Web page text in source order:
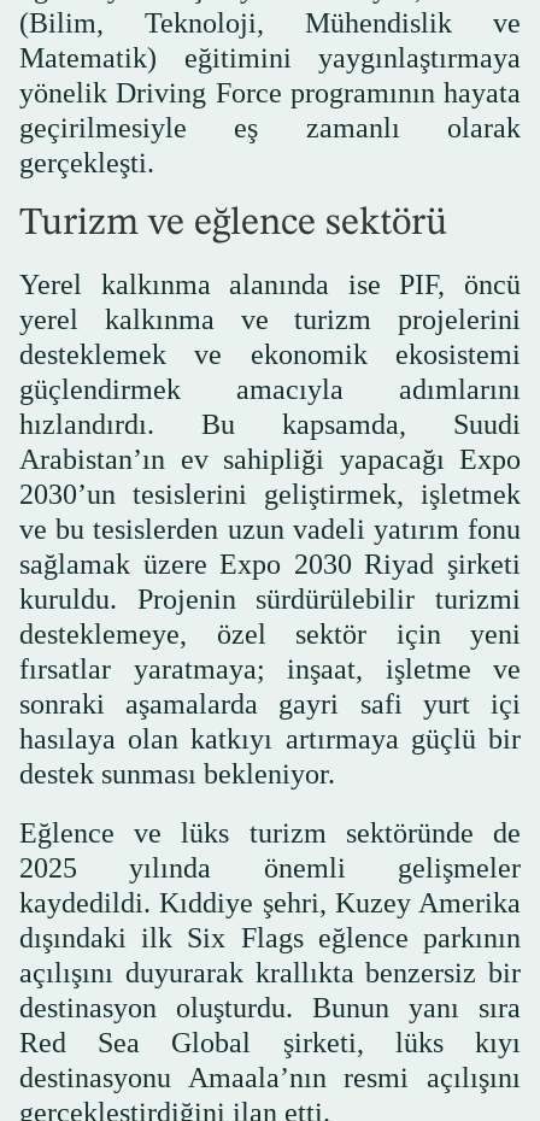
(Bilim, Teknoloji, Mühendislik ve
Matematik) eğitimini yaygınlaştırmaya
yönelik Driving Force programının hayata
geçirilmesiyle eş zamanlı olarak
gerçekleşti.
Turizm ve eğlence sektörü
Yerel kalkınma alanında ise PIF, öncü
yerel kalkınma ve turizm projelerini
desteklemek ve ekonomik ekosistemi
güçlendirmek amacıyla adımlarını
hızlandırdı. Bu kapsamda, Suudi
Arabistan’ın ev sahipliği yapacağı Expo
2030’un tesislerini geliştirmek, işletmek
ve bu tesislerden uzun vadeli yatırım fonu
sağlamak üzere Expo 2030 Riyad şirketi
kuruldu. Projenin sürdürülebilir turizmi
desteklemeye, özel sektör için yeni
fırsatlar yaratmaya; inşaat, işletme ve
sonraki aşamalarda gayri safi yurt içi
hasılaya olan katkıyı artırmaya güçlü bir
destek sunması bekleniyor.
Eğlence ve lüks turizm sektöründe de
2025 yılında önemli gelişmeler
kaydedildi. Kıddiye şehri, Kuzey Amerika
dışındaki ilk Six Flags eğlence parkının
açılışını duyurarak krallıkta benzersiz bir
destinasyon oluşturdu. Bunun yanı sıra
Red Sea Global şirketi, lüks kıyı
destinasyonu Amaala’nın resmi açılışını
gerçekleştirdiğini ilan etti.